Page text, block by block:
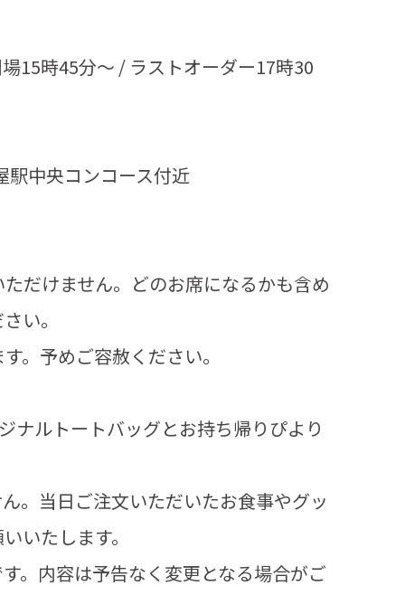
15時45分～ / ラストオーダー17時30
中央コンコース付近
だけません。どのお席になるかも含め
い。
。予めご容赦ください。
ナルトートバッグとお持ち帰りぴより
。当日ご注文いただいたお食事やグッ
いたします。
。内容は予告なく変更となる場合がご